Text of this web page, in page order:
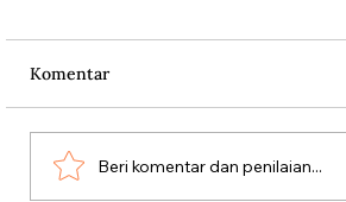
Dari Srebrenica ke Palestina
Komentar
Beri komentar dan penilaian...